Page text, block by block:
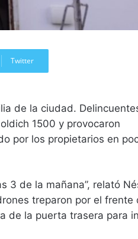
Twitter
de la ciudad.
1500 y provocaron
por los propietarios en
3 de la mañana”, relató
treparon por el frente
de la puerta trasera para